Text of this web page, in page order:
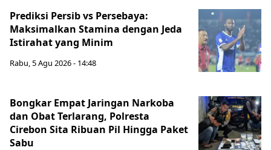
Prediksi Persib vs Persebaya:
Maksimalkan Stamina dengan Jeda
Istirahat yang Minim
Rabu, 5 Agu 2026 - 14:48
Bongkar Empat Jaringan Narkoba
dan Obat Terlarang, Polresta
Cirebon Sita Ribuan Pil Hingga Paket
Sabu